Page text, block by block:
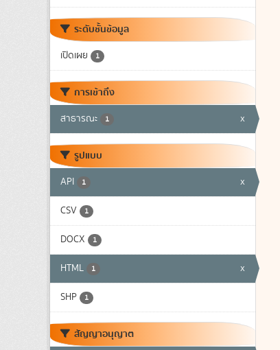
ระดับชั้นข้อมูล
เปิดเผย 1
การเข้าถึง
สาธารณะ 1 x
รูปแบบ
API 1 x
CSV 1
DOCX 1
HTML 1 x
SHP 1
สัญญาอนุญาต